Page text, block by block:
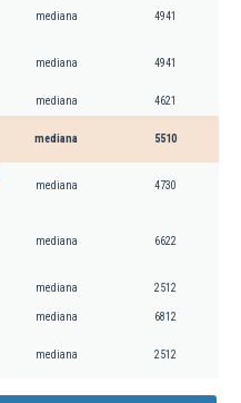
mediana 4941
mediana 4941
mediana 4621
mediana 5510
mediana 4730
mediana 6622
mediana 2512
mediana 6812
mediana 2512